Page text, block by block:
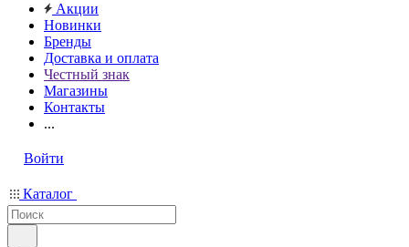
Акции
Новинки
Бренды
Доставка и оплата
Честный знак
Магазины
Контакты
...
Войти
Каталог